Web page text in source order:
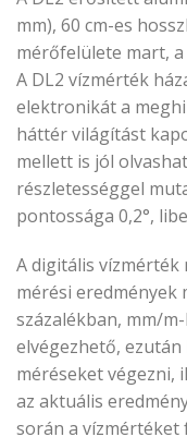
mm), 60 cm-es
mérőfelülete mart,
A DL2 vízmérték
elektronikát a
háttér világítást
mellett is jól
részletességgel
pontossága 0,2°,
A digitális vízmérték
mérési
százalékban, mm/
elvégezhető,
méréseket végezni,
az aktuális
során a vízmértéket